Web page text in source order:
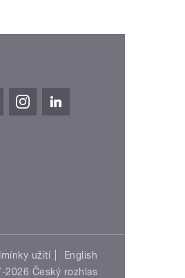
užití
English
2026 Český rozhlas